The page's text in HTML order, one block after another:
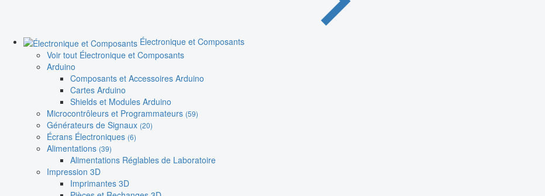
Électronique et Composants
Voir tout Électronique et Composants
Arduino
Composants et Accessoires Arduino
Cartes Arduino
Shields et Modules Arduino
Microcontrôleurs et Programmateurs (59)
Générateurs de Signaux (20)
Écrans Électroniques (6)
Alimentations (39)
Alimentations Réglables de Laboratoire
Impression 3D
Imprimantes 3D